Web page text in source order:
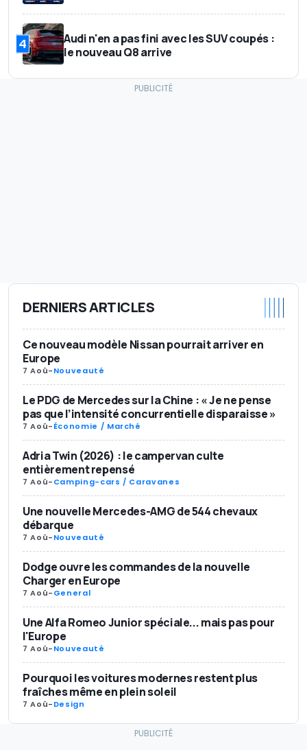
4
Audi n'en a pas fini avec les SUV coupés :
le nouveau Q8 arrive
DERNIERS ARTICLES
Ce nouveau modèle Nissan pourrait arriver en
Europe
7 Aoû-Nouveauté
Le PDG de Mercedes sur la Chine : « Je ne pense
pas que l’intensité concurrentielle disparaisse »
7 Aoû-Économie / Marché
Adria Twin (2026) : le campervan culte
entièrement repensé
7 Aoû-Camping-cars / Caravanes
Une nouvelle Mercedes-AMG de 544 chevaux
débarque
7 Aoû-Nouveauté
Dodge ouvre les commandes de la nouvelle
Charger en Europe
7 Aoû-General
Une Alfa Romeo Junior spéciale... mais pas pour
l'Europe
7 Aoû-Nouveauté
Pourquoi les voitures modernes restent plus
fraîches même en plein soleil
7 Aoû-Design